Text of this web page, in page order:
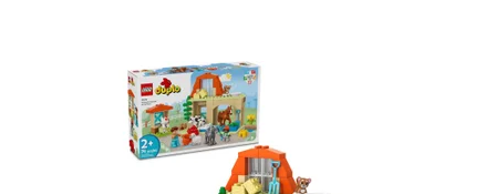
Hračka LEGO® DUPLO® s 10 figurkami pro malé děti
Dostupnost:
Skladem1
11553
LEGO